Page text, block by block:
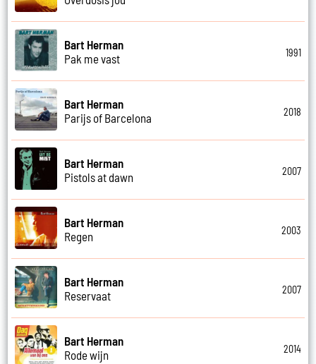
Bart Herman
Pak me vast
1991
Bart Herman
Parijs of Barcelona
2018
Bart Herman
Pistols at dawn
2007
Bart Herman
Regen
2003
Bart Herman
Reservaat
2007
Bart Herman
Rode wijn
2014